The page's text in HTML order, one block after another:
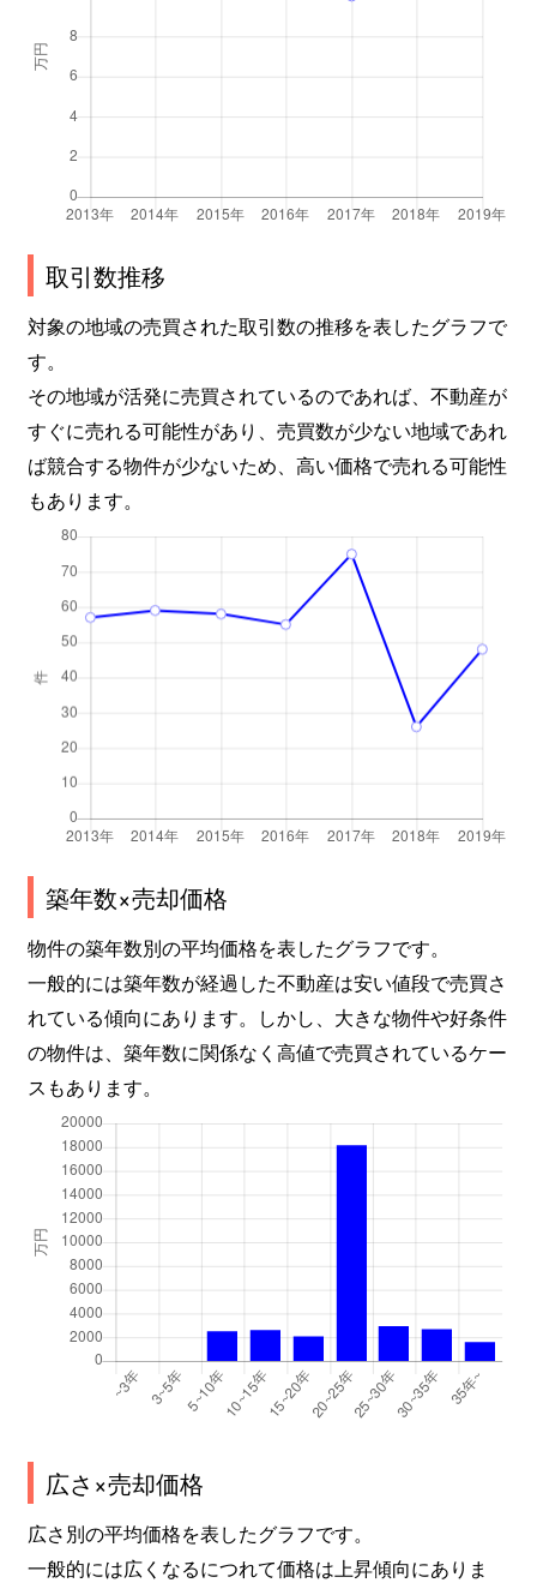
取引数推移
対象の地域の売買された取引数の推移を表したグラフで
す。
その地域が活発に売買されているのであれば、不動産が
すぐに売れる可能性があり、売買数が少ない地域であれ
ば競合する物件が少ないため、高い価格で売れる可能性
もあります。
築年数×売却価格
物件の築年数別の平均価格を表したグラフです。
一般的には築年数が経過した不動産は安い値段で売買さ
れている傾向にあります。しかし、大きな物件や好条件
の物件は、築年数に関係なく高値で売買されているケー
スもあります。
広さ×売却価格
広さ別の平均価格を表したグラフです。
一般的には広くなるにつれて価格は上昇傾向にありま